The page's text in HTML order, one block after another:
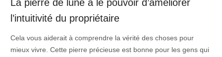
La pierre de lune a le pouvoir d’améliorer
l’intuitivité du propriétaire
Cela vous aiderait à comprendre la vérité des choses pour
mieux vivre. Cette pierre précieuse est bonne pour les gens qui